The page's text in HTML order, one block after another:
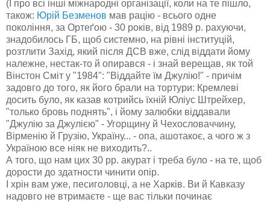
(І про всі інші міжнародні організації, коли на те пішло,
також: Юрій Безменов мав рацію - всього одне
покоління, за Ортеґою - 30 років, від 1989 р. рахуючи,
знадобилось ГБ, щоб системно, на рівні інституцій,
розтлити Захід, який після ДСВ вже, слід віддати йому
належне, нестак-то й опирався - і знай верещав, як той
Вінстон Сміт у "1984": "Віддайте їм Джулію!" - причім
задовго до того, як його брали на тортури: Кремлеві
досить було, як казав котрийсь їхній Юліус Штрейхер,
"только бровь поднять", і йому залюбки віддавали
"Джулію за Джулією" - Угорщину й Чехословаччину,
Вірменію й Грузію, Україну... - опа, ашотакоє, а чого ж з
Україною все ніяк не виходить?..
А того, що нам цих 30 рр. акурат і треба було - на те, щоб
дорости до здатности чинити опір.
І хрін вам уже, песиголовці, а не Харків. Ви й Кавказу
надовго не втримаєте - ще вас тільки починає